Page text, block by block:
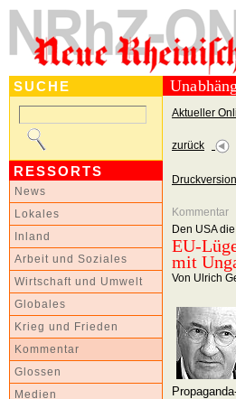
SUCHE
RESSORTS
News
Lokales
Inland
Arbeit und Soziales
Wirtschaft und Umwelt
Globales
Krieg und Frieden
Kommentar
Glossen
Medien
Aktueller
zurück
Druckversion
Kommentar
Den USA
EU-
mit
Von Ulrich